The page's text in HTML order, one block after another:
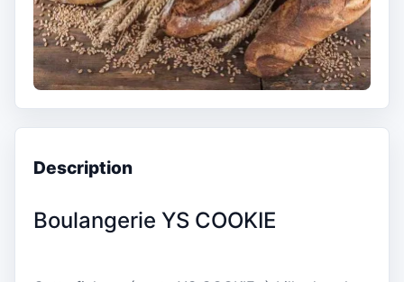
Description
Boulangerie YS COOKIE